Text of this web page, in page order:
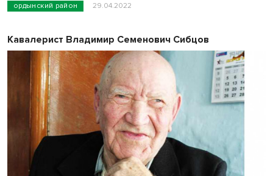
ордынский район 29.04.2022
Кавалерист Владимир Семенович Сибцов